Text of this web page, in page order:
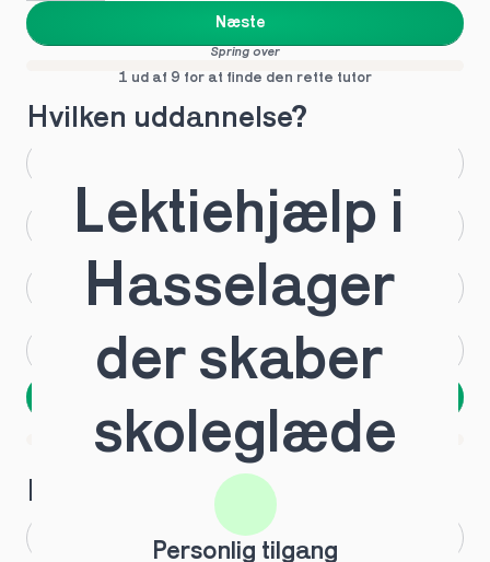
Næste
Spring over
1 ud af 9 for at finde den rette tutor
Hvilken uddannelse?
HTX HF
IB EUX
Andet Ved ikke
Spring over
1 ud af 9 for at finde den rette tutor
Hvilken årgang?
Lektiehjælp i
Hasselager
der skaber
skoleglæde
Personlig tilgang